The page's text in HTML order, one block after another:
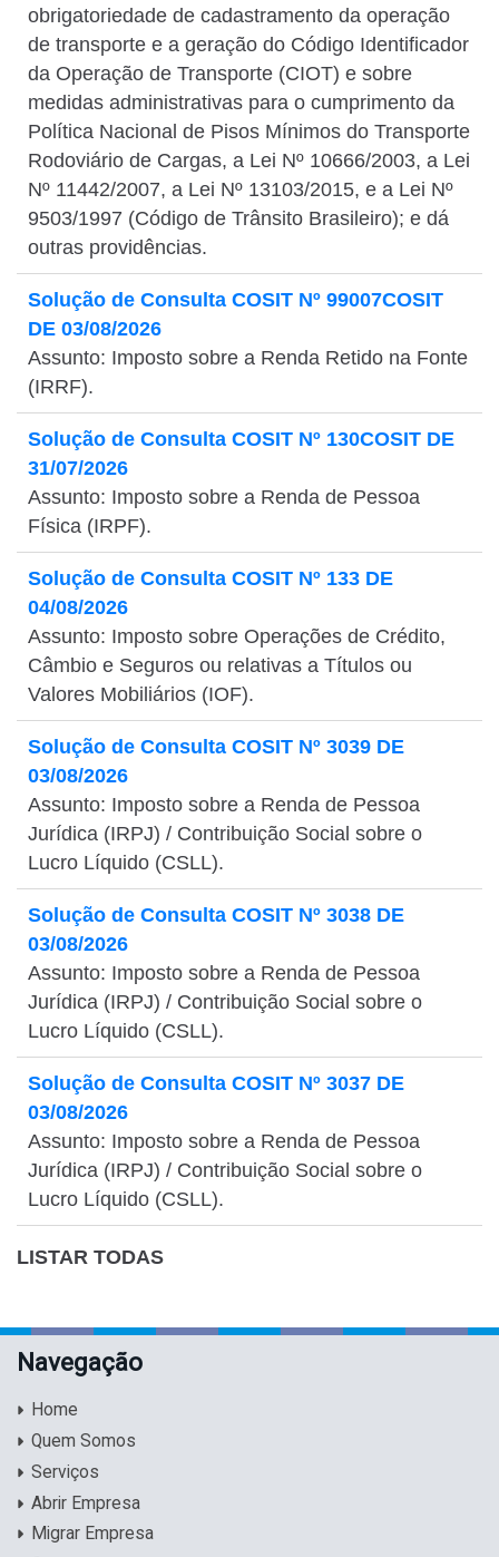
obrigatoriedade de cadastramento da operação
de transporte e a geração do Código Identificador
da Operação de Transporte (CIOT) e sobre
medidas administrativas para o cumprimento da
Política Nacional de Pisos Mínimos do Transporte
Rodoviário de Cargas, a Lei Nº 10666/2003, a Lei
Nº 11442/2007, a Lei Nº 13103/2015, e a Lei Nº
9503/1997 (Código de Trânsito Brasileiro); e dá
outras providências.
Solução de Consulta COSIT Nº 99007COSIT
DE 03/08/2026
Assunto: Imposto sobre a Renda Retido na Fonte
(IRRF).
Solução de Consulta COSIT Nº 130COSIT DE
31/07/2026
Assunto: Imposto sobre a Renda de Pessoa
Física (IRPF).
Solução de Consulta COSIT Nº 133 DE
04/08/2026
Assunto: Imposto sobre Operações de Crédito,
Câmbio e Seguros ou relativas a Títulos ou
Valores Mobiliários (IOF).
Solução de Consulta COSIT Nº 3039 DE
03/08/2026
Assunto: Imposto sobre a Renda de Pessoa
Jurídica (IRPJ) / Contribuição Social sobre o
Lucro Líquido (CSLL).
Solução de Consulta COSIT Nº 3038 DE
03/08/2026
Assunto: Imposto sobre a Renda de Pessoa
Jurídica (IRPJ) / Contribuição Social sobre o
Lucro Líquido (CSLL).
Solução de Consulta COSIT Nº 3037 DE
03/08/2026
Assunto: Imposto sobre a Renda de Pessoa
Jurídica (IRPJ) / Contribuição Social sobre o
Lucro Líquido (CSLL).
LISTAR TODAS
Navegação
Home
Quem Somos
Serviços
Abrir Empresa
Migrar Empresa